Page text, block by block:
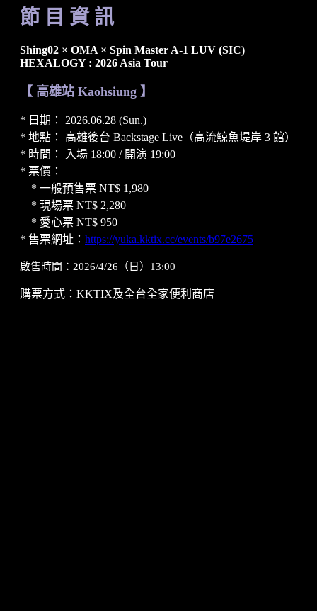
節 目 資 訊
Shing02 × OMA × Spin Master A-1 LUV (SIC)
HEXALOGY : 2026 Asia Tour
【 高雄站 Kaohsiung 】
* 日期： 2026.06.28 (Sun.)
* 地點： 高雄後台 Backstage Live（高流鯨魚堤岸 3 館）
* 時間： 入場 18:00 / 開演 19:00
* 票價：
* 一般預售票 NT$ 1,980
* 現場票 NT$ 2,280
* 愛心票 NT$ 950
* 售票網址： https://yuka.kktix.cc/events/b97e2675
啟售時間：2026/4/26（日）13:00
購票方式：KKTIX及全台全家便利商店